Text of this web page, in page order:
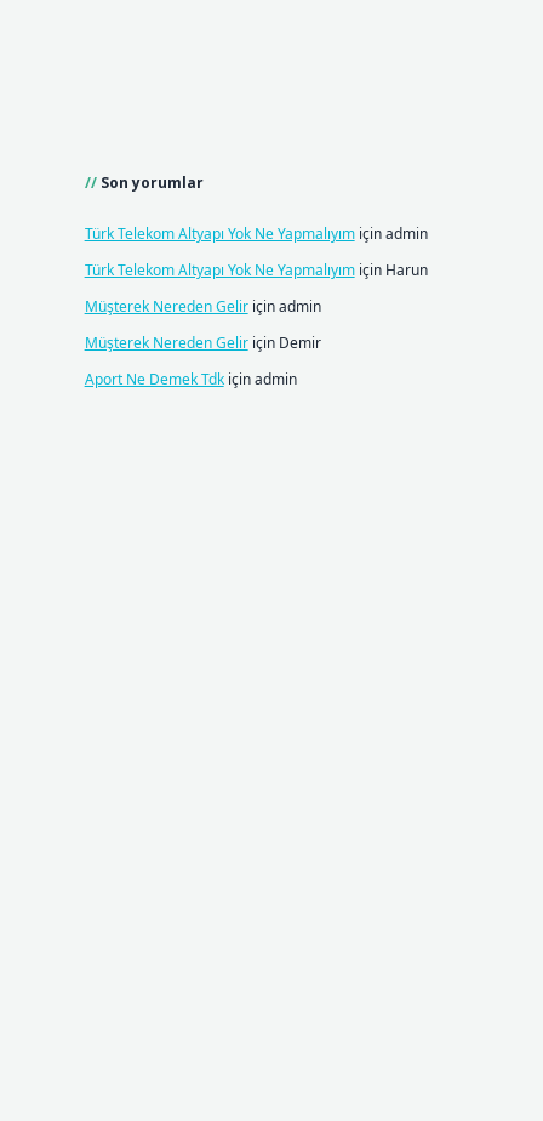
Son yorumlar
Türk Telekom Altyapı Yok Ne Yapmalıyımiçinadmin
Türk Telekom Altyapı Yok Ne Yapmalıyımiçin Harun
Müşterek Nereden Geliriçinadmin
Müşterek Nereden Geliriçin Demir
Aport Ne Demek Tdkiçinadmin